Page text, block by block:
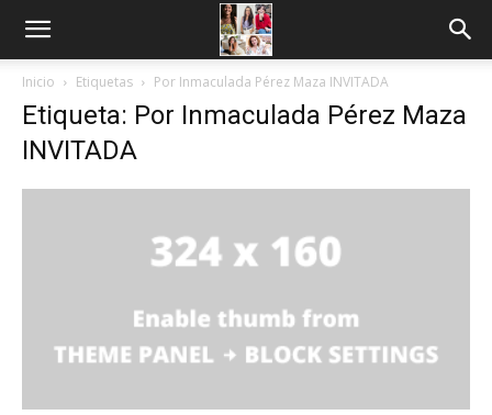
Inicio Etiquetas Por Inmaculada Pérez Maza INVITADA
Etiqueta: Por Inmaculada Pérez Maza
INVITADA